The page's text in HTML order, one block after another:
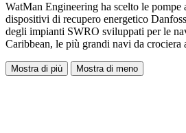
WatMan Engineering ha scelto le pompe
dispositivi di recupero energetico
degli impianti SWRO sviluppati per le
Caribbean, le più grandi navi da crociera
Mostra di più Mostra di meno